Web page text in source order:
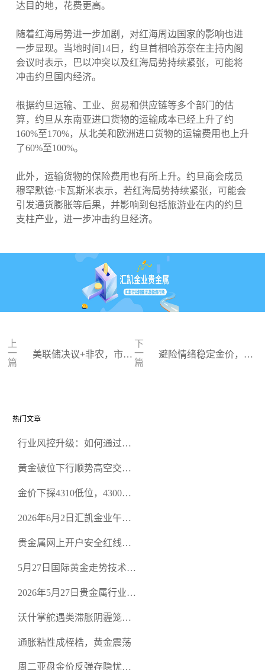
达目的地，花费更高。
随着红海局势进一步加剧，对红海周边国家的影响也进
一步显现。当地时间14日，约旦首相哈苏奈在主持内阁
会议时表示，巴以冲突以及红海局势持续紧张，可能将
冲击约旦国内经济。
根据约旦运输、工业、贸易和供应链等多个部门的估
算，约旦从东南亚进口货物的运输成本已经上升了约
160%至170%，从北美和欧洲进口货物的运输费用也上升
了60%至100%。
此外，运输货物的保险费用也有所上升。约旦商会成员
穆罕默德·卡瓦斯米表示，若红海局势持续紧张，可能会
引发通货膨胀等后果，并影响到包括旅游业在内的约旦
支柱产业，进一步冲击约旦经济。
上
一
篇
美联储决议+非农，市场
下
一
篇
避险情绪稳定金价，多
热门文章
行业风控升级：如何通过正
规黄金开户交易平台？
黄金破位下行顺势高空交易
金价下探4310低位，4300关
2026年6月2日汇凯金业午盘
空头清算算法如何布防？
贵金属网上开户安全红线：
恶意洗盘陷阱
5月27日国际黄金走势技术盘
规黄金平台全方位行情解析
2026年5月27日贵金属行业新
正规贵金属开户平台迎开户
热潮
沃什掌舵遇类滞胀阴霾笼
通胀粘性成桎梏，黄金震荡
周二亚盘金价反弹存隐忧，